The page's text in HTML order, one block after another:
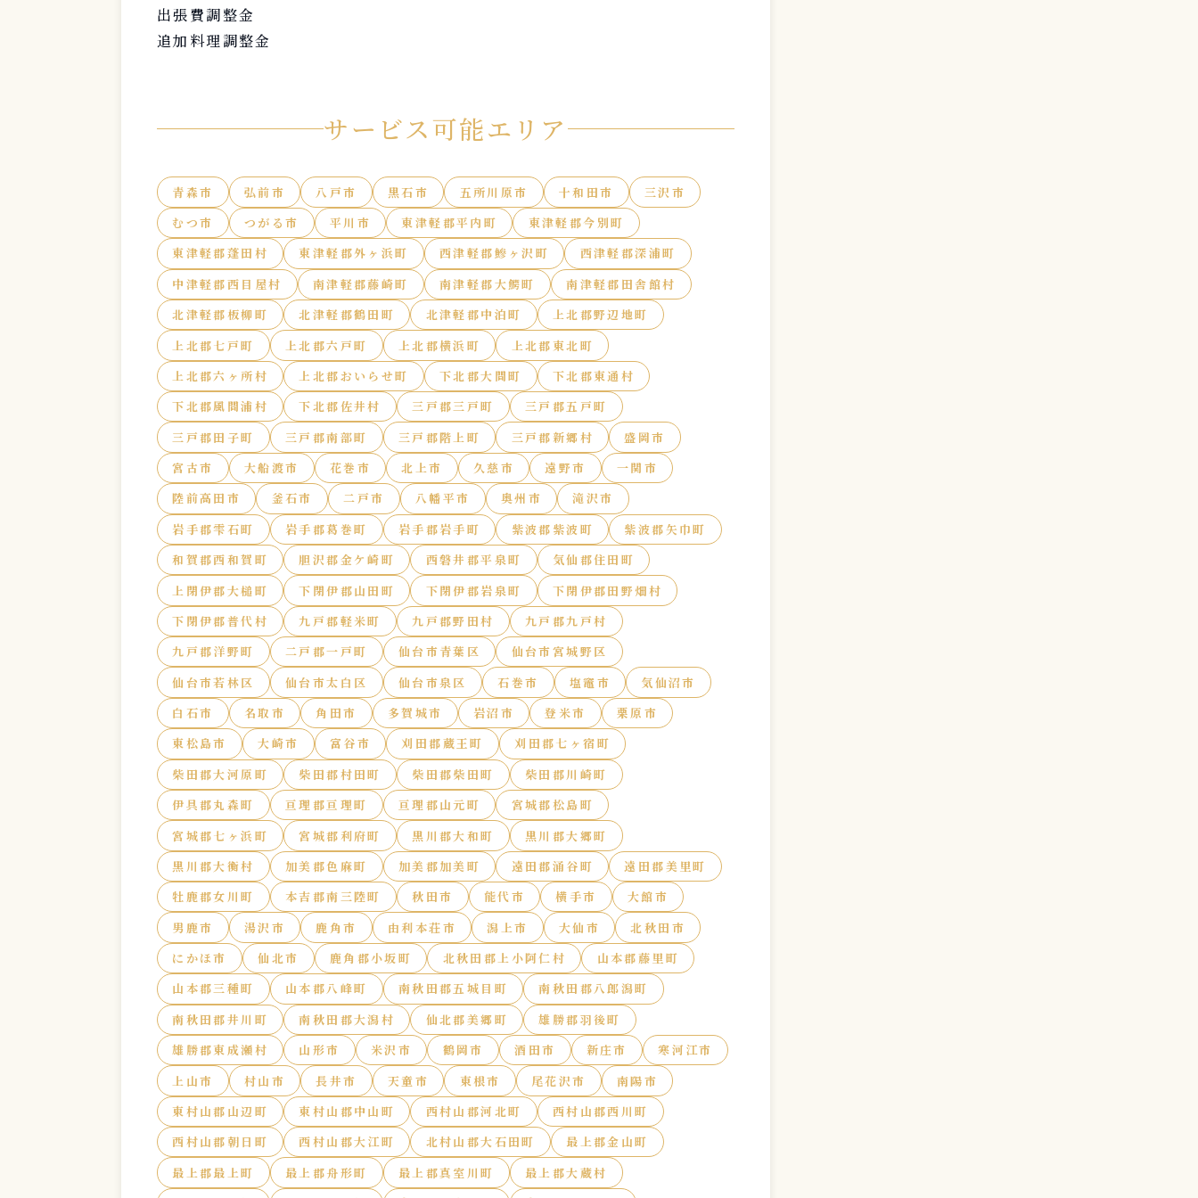
出張費調整金
追加料理調整金
サービス可能エリア
青森市 弘前市 八戸市 黒石市 五所川原市 十和田市
三沢市
むつ市
つがる市 平川市 東津軽郡平内町
東津軽郡今別町
東津軽郡蓬田村
東津軽郡外ヶ浜町 西津軽郡鰺ヶ沢町
西津軽郡深浦町
中津軽郡西目屋村
南津軽郡藤崎町 南津軽郡大鰐町
南津軽郡田舎館村
北津軽郡板柳町
北津軽郡鶴田町 北津軽郡中泊町
上北郡野辺地町
上北郡七戸町
上北郡六戸町 上北郡横浜町
上北郡東北町
上北郡六ヶ所村
上北郡おいらせ町 下北郡大間町
下北郡東通村
下北郡風間浦村
下北郡佐井村 三戸郡三戸町
三戸郡五戸町
三戸郡田子町
三戸郡南部町 三戸郡階上町 三戸郡新郷村
盛岡市
宮古市
大船渡市 花巻市 北上市 久慈市 遠野市
一関市
陸前高田市
釜石市 二戸市 八幡平市 奥州市
滝沢市
岩手郡雫石町
岩手郡葛巻町 岩手郡岩手町 紫波郡紫波町
紫波郡矢巾町
和賀郡西和賀町
胆沢郡金ケ崎町 西磐井郡平泉町
気仙郡住田町
上閉伊郡大槌町
下閉伊郡山田町 下閉伊郡岩泉町
下閉伊郡田野畑村
下閉伊郡普代村
九戸郡軽米町 九戸郡野田村
九戸郡九戸村
九戸郡洋野町
二戸郡一戸町 仙台市青葉区
仙台市宮城野区
仙台市若林区
仙台市太白区 仙台市泉区 石巻市 塩竈市
気仙沼市
白石市
名取市 角田市 多賀城市 岩沼市 登米市
栗原市
東松島市
大崎市 富谷市 刈田郡蔵王町
刈田郡七ヶ宿町
柴田郡大河原町
柴田郡村田町 柴田郡柴田町
柴田郡川崎町
伊具郡丸森町
亘理郡亘理町 亘理郡山元町
宮城郡松島町
宮城郡七ヶ浜町
宮城郡利府町 黒川郡大和町
黒川郡大郷町
黒川郡大衡村
加美郡色麻町 加美郡加美町 遠田郡涌谷町
遠田郡美里町
牡鹿郡女川町
本吉郡南三陸町 秋田市 能代市 横手市
大館市
男鹿市
湯沢市 鹿角市 由利本荘市 潟上市 大仙市
北秋田市
にかほ市
仙北市 鹿角郡小坂町 北秋田郡上小阿仁村
山本郡藤里町
山本郡三種町
山本郡八峰町 南秋田郡五城目町
南秋田郡八郎潟町
南秋田郡井川町
南秋田郡大潟村 仙北郡美郷町
雄勝郡羽後町
雄勝郡東成瀬村
山形市 米沢市 鶴岡市 酒田市 新庄市
寒河江市
上山市
村山市 長井市 天童市 東根市 尾花沢市
南陽市
東村山郡山辺町
東村山郡中山町 西村山郡河北町
西村山郡西川町
西村山郡朝日町
西村山郡大江町 北村山郡大石田町
最上郡金山町
最上郡最上町
最上郡舟形町 最上郡真室川町
最上郡大蔵村